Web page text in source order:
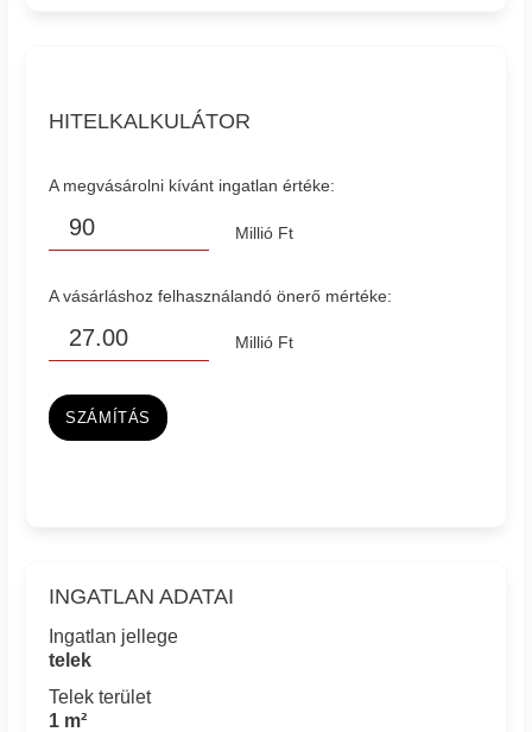
HITELKALKULÁTOR
A megvásárolni kívánt ingatlan értéke:
Millió Ft
A vásárláshoz felhasználandó önerő mértéke:
Millió Ft
SZÁMÍTÁS
INGATLAN ADATAI
Ingatlan jellege
telek
Telek terület
1 m²